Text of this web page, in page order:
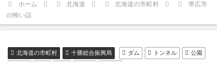
ホーム 北海道 北海道の市町村
帯広市
の怖い話
北海道の市町村 十勝総合振興局 ダム トンネル
公園